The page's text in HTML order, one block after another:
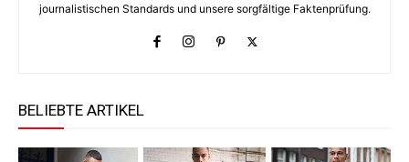
journalistischen Standards und unsere sorgfältige Faktenprüfung.
BELIEBTE ARTIKEL